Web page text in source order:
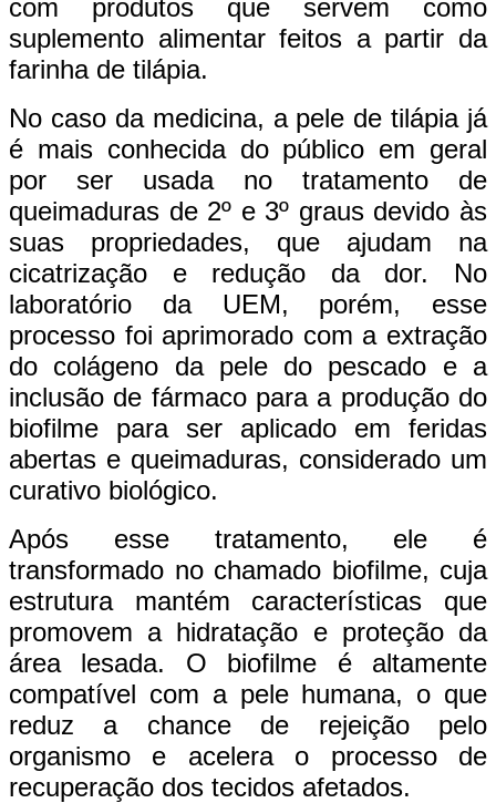
com produtos que servem como
suplemento alimentar feitos a partir da
farinha de tilápia.
No caso da medicina, a pele de tilápia já
é mais conhecida do público em geral
por ser usada no tratamento de
queimaduras de 2º e 3º graus devido às
suas propriedades, que ajudam na
cicatrização e redução da dor. No
laboratório da UEM, porém, esse
processo foi aprimorado com a extração
do colágeno da pele do pescado e a
inclusão de fármaco para a produção do
biofilme para ser aplicado em feridas
abertas e queimaduras, considerado um
curativo biológico.
Após esse tratamento, ele é
transformado no chamado biofilme, cuja
estrutura mantém características que
promovem a hidratação e proteção da
área lesada. O biofilme é altamente
compatível com a pele humana, o que
reduz a chance de rejeição pelo
organismo e acelera o processo de
recuperação dos tecidos afetados.